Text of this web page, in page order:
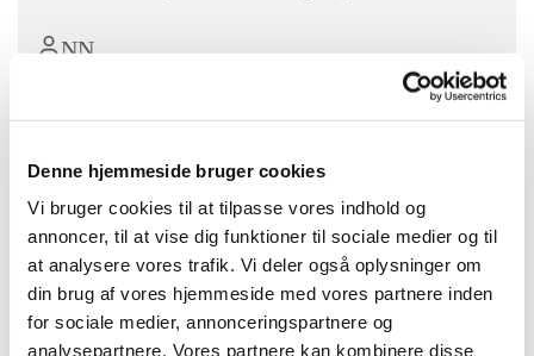
Denne hjemmeside bruger cookies
Vi bruger cookies til at tilpasse vores indhold og
annoncer, til at vise dig funktioner til sociale medier og til
at analysere vores trafik. Vi deler også oplysninger om
din brug af vores hjemmeside med vores partnere inden
for sociale medier, annonceringspartnere og
analysepartnere. Vores partnere kan kombinere disse
NN
Vel mødt til Allehelgengdstjeneste, hvor vi mindes de der i
årets løb er gået bort og tænder et lys.